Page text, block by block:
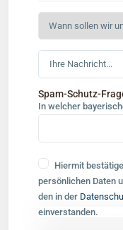
Spam-Schutz-
In welcher
Hiermit
persönlichen Daten
den in der
einverstanden.